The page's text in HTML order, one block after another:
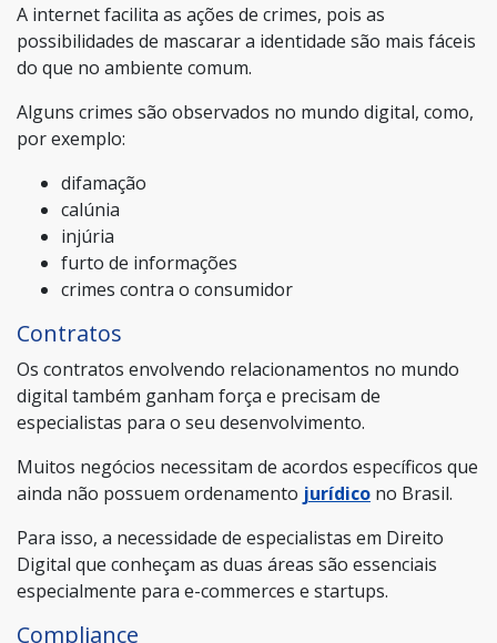
A internet facilita as ações de crimes, pois as
possibilidades de mascarar a identidade são mais fáceis
do que no ambiente comum.
Alguns crimes são observados no mundo digital, como,
por exemplo:
difamação
calúnia
injúria
furto de informações
crimes contra o consumidor
Contratos
Os contratos envolvendo relacionamentos no mundo
digital também ganham força e precisam de
especialistas para o seu desenvolvimento.
Muitos negócios necessitam de acordos específicos que
ainda não possuem ordenamento jurídico no Brasil.
Para isso, a necessidade de especialistas em Direito
Digital que conheçam as duas áreas são essenciais
especialmente para e-commerces e startups.
Compliance